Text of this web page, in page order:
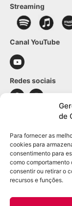
de
Para fornecer as
cookies para
consentimento para
como comportamento
consentir ou retirar o
recursos e funções.
Streaming
Canal YouTube
Redes sociais
WhatsApp: (21)
E-mail:
Informações
Política de